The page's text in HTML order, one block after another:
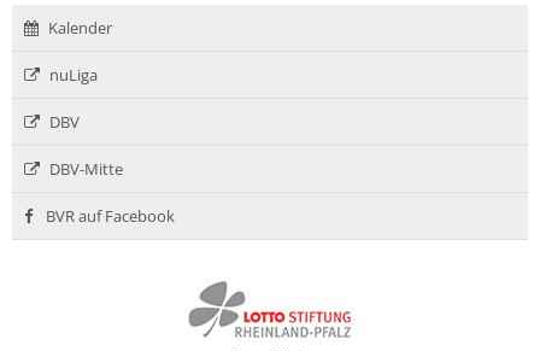
Kalender
nuLiga
DBV
DBV-Mitte
BVR auf Facebook